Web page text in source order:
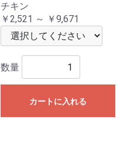
チキン
￥2,521 ～ ￥9,671
数量
カートに入れる